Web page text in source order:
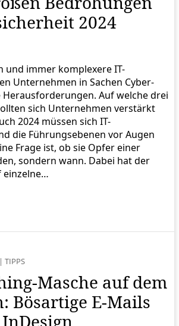
2024
und immer komplexere IT-
Unternehmen in Sachen Cyber-
Auf welche drei
sich Unternehmen verstärkt
2024 müssen sich IT-
die Führungsebenen vor Augen
Frage ist, ob sie Opfer einer
sondern wann. Dabei hat der
einzelne…
| TIPPS
Masche auf dem
Bösartige E-Mails